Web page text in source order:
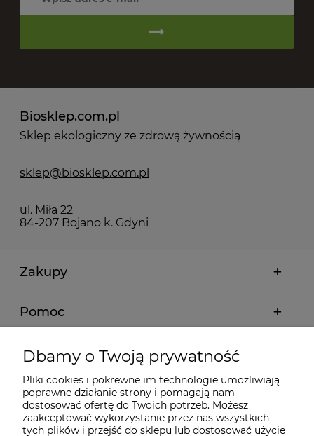
Biosklep.com.pl
Sklep ekologiczny ze zdrową żywnością
sklep@biosklep.com.pl
ul. Miła 22
84-207 Bojano k. Gdyni
Zakupy
Pomoc
Moje konto
Informacje
O nas
Dbamy o Twoją prywatność
Pliki cookies i pokrewne im technologie umożliwiają
poprawne działanie strony i pomagają nam
dostosować ofertę do Twoich potrzeb. Możesz
zaakceptować wykorzystanie przez nas wszystkich
tych plików i przejść do sklepu lub dostosować użycie